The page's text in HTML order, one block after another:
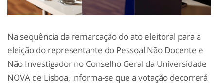
Na sequência da remarcação do ato eleitoral para a
eleição do representante do Pessoal Não Docente e
Não Investigador no Conselho Geral da Universidade
NOVA de Lisboa, informa-se que a votação decorrerá